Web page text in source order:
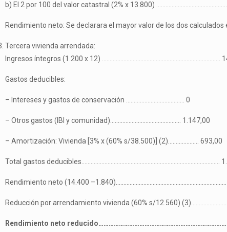
b) El 2 por 100 del valor catastral (2% x 13.800)
Rendimiento neto: Se declarara el mayor valor de los dos calculados
Tercera vivienda arrendada:
Ingresos íntegros (1.200 x 12) …………………………………………………………………..
Gastos deducibles:
– Intereses y gastos de conservación ……………………………….. 0
– Otros gastos (IBI y comunidad)………………………………………. 1.147,00
– Amortización: Vivienda [3% x (60% s/38.500)] (2)……………….. 693,00
Total gastos deducibles………………………………………………………………………………
Rendimiento neto (14.400 –1.840)………………………………………………………………
Reducción por arrendamiento vivienda (60% s/12.560)
Rendimiento neto